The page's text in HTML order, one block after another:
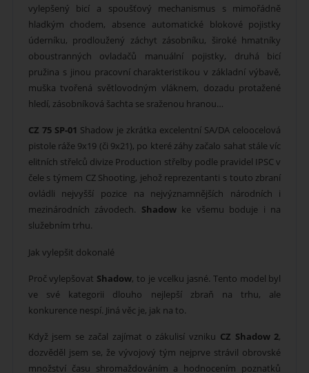
vylepšený bicí a spoušťový mechanismus s mimořádně
hladkým chodem, absence automatické blokové pojistky
úderníku, prodloužený záchyt zásobníku, široké hmatníky
oboustranných ovladačů manuální pojistky, druhá bicí
pružina s jinou pracovní charakteristikou v základní výbavě,
muška tvořená světlovodným vláknem, dozadu protažené
hledí, zásobníková šachta se sraženou hranou…
CZ 75 SP-01 Shadow je zkrátka excelentní SA/DA celoocelová
pistole ráže 9x19 (či 9x21), po které záhy začalo sahat stále víc
elitních střelců divize Production střelby podle pravidel IPSC v
čele s týmem CZ Shooting, jehož reprezentanti s touto zbraní
ovládli nejvyšší pozice na nejvýznamnějších národních i
mezinárodních závodech. Shadowke všemu boduje i na
služebním trhu.
Jak vylepšit dokonalé
Proč vylepšovat Shadow, to je vcelku jasné. Tento model byl
ve své kategorii dlouho nejlepší zbraň na trhu, ale
konkurence nespí. Jiná věc je, jak na to.
Když jsem se začal zajímat o zákulisí vzniku CZ Shadow 2,
dozvěděl jsem se, že vývojový tým nejprve strávil obrovské
množství času shromaždováním a hodnocením poznatků